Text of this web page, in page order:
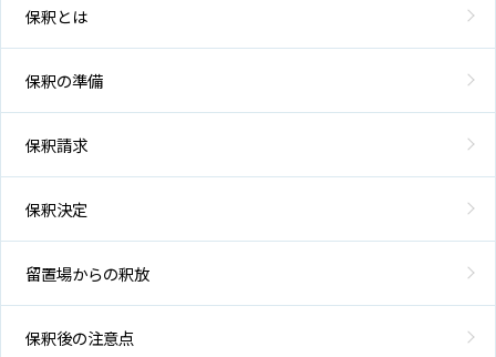
保釈とは
保釈の準備
保釈請求
保釈決定
留置場からの釈放
保釈後の注意点